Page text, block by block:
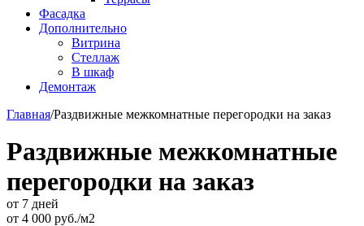
Фасадка
Дополнительно
Витрина
Стеллаж
В шкаф
Демонтаж
Главная/Раздвижные межкомнатные перегородки на заказ
Раздвижные межкомнатные
перегородки на заказ
от 7 дней
от 4 000 руб./м2